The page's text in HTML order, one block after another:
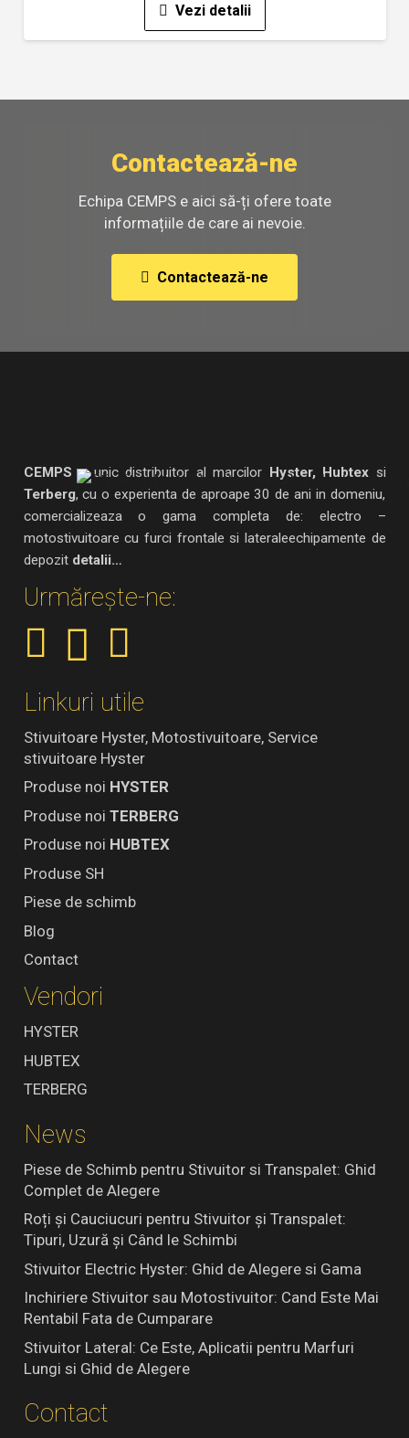
Vezi detalii
Contactează-ne
Echipa CEMPS e aici să-ți ofere toate
informațiile de care ai nevoie.
Contactează-ne
CEMPS – unic distribuitor al marcilor Hyster, Hubtex si
Terberg, cu o experienta de aproape 30 de ani in domeniu,
comercializeaza o gama completa de: electro –
motostivuitoare cu furci frontale si lateraleechipamente de
depozit detalii…
Urmărește-ne:
Linkuri utile
Stivuitoare Hyster, Motostivuitoare, Service
stivuitoare Hyster
Produse noi HYSTER
Produse noi TERBERG
Produse noi HUBTEX
Produse SH
Piese de schimb
Blog
Contact
Vendori
HYSTER
HUBTEX
TERBERG
News
Piese de Schimb pentru Stivuitor si Transpalet: Ghid
Complet de Alegere
Roți și Cauciucuri pentru Stivuitor și Transpalet:
Tipuri, Uzură și Când le Schimbi
Stivuitor Electric Hyster: Ghid de Alegere si Gama
Inchiriere Stivuitor sau Motostivuitor: Cand Este Mai
Rentabil Fata de Cumparare
Stivuitor Lateral: Ce Este, Aplicatii pentru Marfuri
Lungi si Ghid de Alegere
Contact